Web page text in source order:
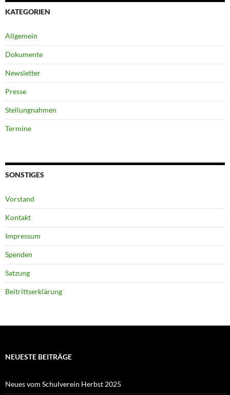
KATEGORIEN
Allgemein
Dokumente
Newsletter
Presse
Stellungnahmen
Termine
SONSTIGES
Vorstand
Kontakt
Impressum
Spenden
Satzung
Beitrittserklärung
NEUESTE BEITRÄGE
Neues vom Schulverein Herbst 2025